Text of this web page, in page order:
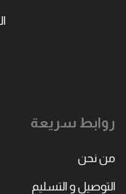
روابط سريعة
من نحن
التوصيل و التسليم